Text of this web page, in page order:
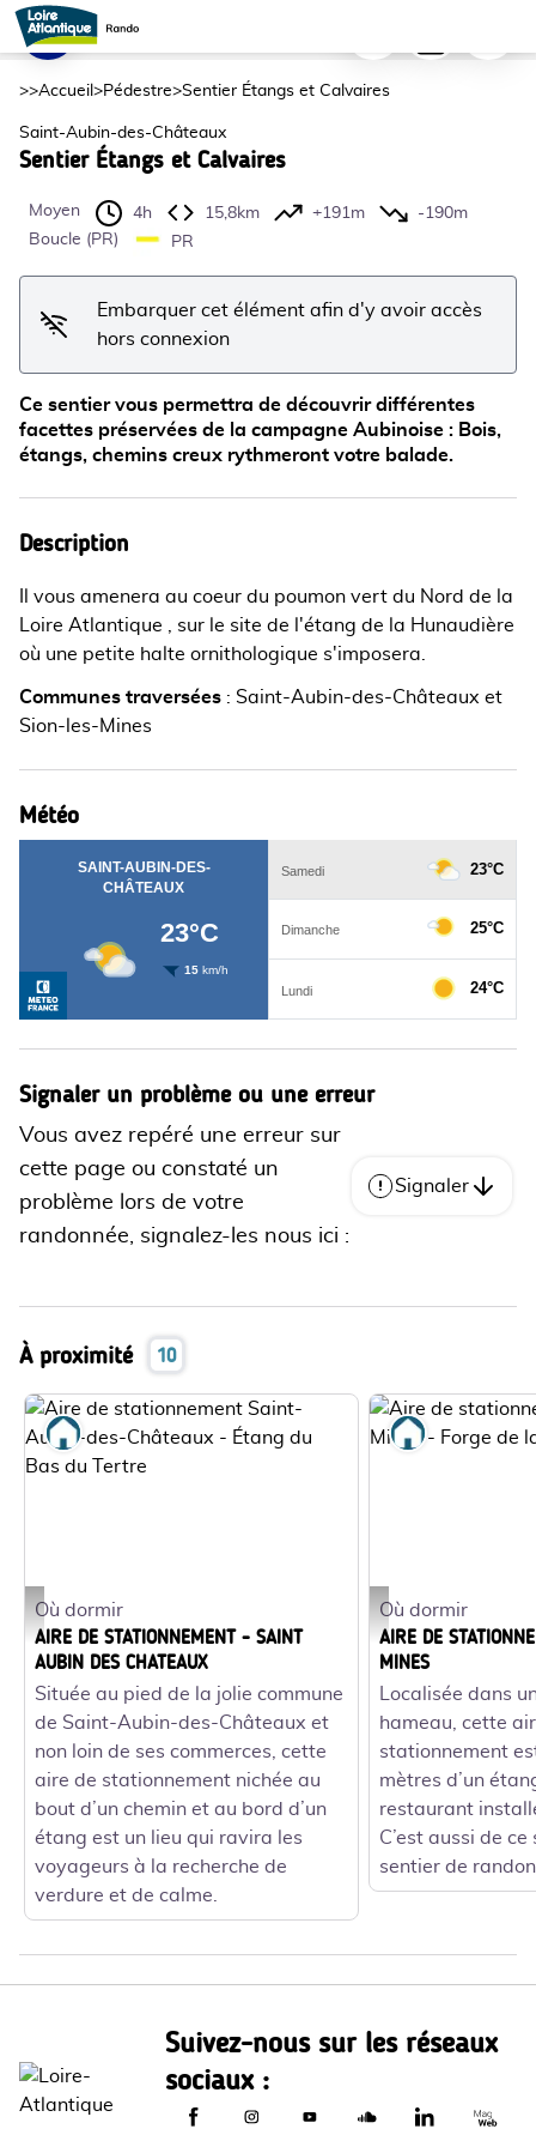
Sentier Étangs et Calvaires
Voir l'image en plein écran
>>Accueil >Pédestre>Sentier Étangs et Calvaires
Saint-Aubin-des-Châteaux
Sentier Étangs et Calvaires
Moyen 4h 15,8km +191m
-190m
Boucle (PR)
PR
Embarquer cet élément afin d'y avoir accès
hors connexion
Ce sentier vous permettra de découvrir différentes
facettes préservées de la campagne Aubinoise : Bois,
étangs, chemins creux rythmeront votre balade.
Description
Il vous amenera au coeur du poumon vert du Nord de la
Loire Atlantique , sur le site de l'étang de la Hunaudière
où une petite halte ornithologique s'imposera.
Communes traversées : Saint-Aubin-des-Châteaux et
Sion-les-Mines
Météo
Signaler un problème ou une erreur
Vous avez repéré une erreur sur
cette page ou constaté un
problème lors de votre
randonnée, signalez-les nous ici :
Signaler
À proximité 10
Aire de stationnement Saint-Aubin-des-Châteaux - Étang du Bas du
Où dormir
Où dormir
AIRE DE STATIONNEMENT - SAINT
AUBIN DES CHATEAUX
Située au pied de la jolie commune
de Saint-Aubin-des-Châteaux et
non loin de ses commerces, cette
aire de stationnement nichée au
bout d’un chemin et au bord d’un
étang est un lieu qui ravira les
voyageurs à la recherche de
verdure et de calme.
Aire de stationnement
Où dormir
Où dormir
AIRE DE
MINES
Localisée dans
hameau, cette
stationnement
mètres d’un
restaurant
C’est aussi de
sentier de
Suivez-nous sur les réseaux
sociaux :